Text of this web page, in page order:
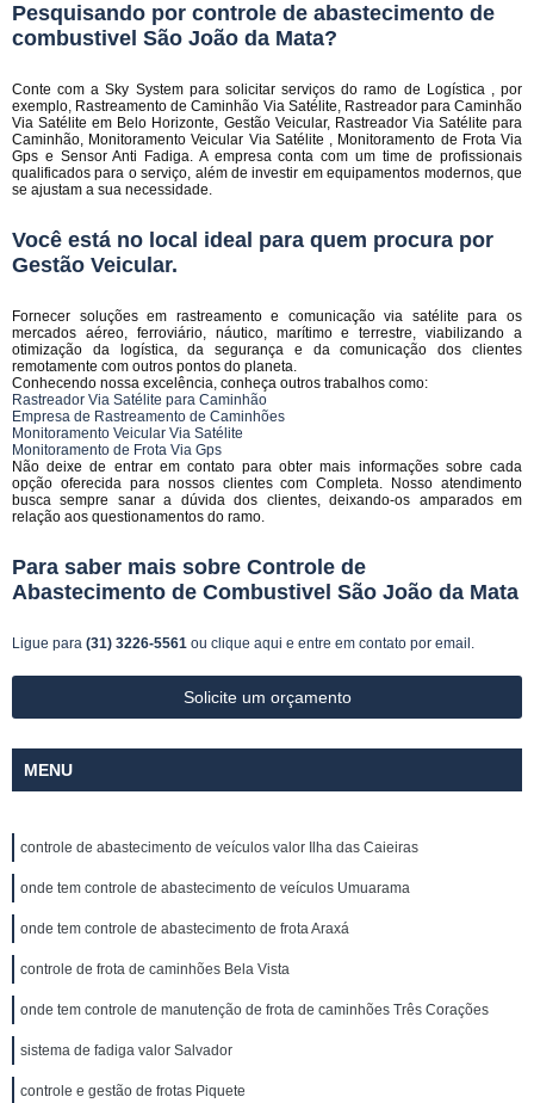
Pesquisando por controle de abastecimento de
combustivel São João da Mata?
Conte com a Sky System para solicitar serviços do ramo de Logística , por
exemplo, Rastreamento de Caminhão Via Satélite, Rastreador para Caminhão
Via Satélite em Belo Horizonte, Gestão Veicular, Rastreador Via Satélite para
Caminhão, Monitoramento Veicular Via Satélite , Monitoramento de Frota Via
Gps e Sensor Anti Fadiga. A empresa conta com um time de profissionais
qualificados para o serviço, além de investir em equipamentos modernos, que
se ajustam a sua necessidade.
Você está no local ideal para quem procura por
Gestão Veicular.
Fornecer soluções em rastreamento e comunicação via satélite para os
mercados aéreo, ferroviário, náutico, marítimo e terrestre, viabilizando a
otimização da logística, da segurança e da comunicação dos clientes
remotamente com outros pontos do planeta.
Conhecendo nossa excelência, conheça outros trabalhos como:
Rastreador Via Satélite para Caminhão
Empresa de Rastreamento de Caminhões
Monitoramento Veicular Via Satélite
Monitoramento de Frota Via Gps
Não deixe de entrar em contato para obter mais informações sobre cada
opção oferecida para nossos clientes com Completa. Nosso atendimento
busca sempre sanar a dúvida dos clientes, deixando-os amparados em
relação aos questionamentos do ramo.
Para saber mais sobre Controle de
Abastecimento de Combustivel São João da Mata
Ligue para (31) 3226-5561 ou clique aqui e entre em contato por email.
Solicite um orçamento
MENU
controle de abastecimento de veículos valor Ilha das Caieiras
onde tem controle de abastecimento de veículos Umuarama
onde tem controle de abastecimento de frota Araxá
controle de frota de caminhões Bela Vista
onde tem controle de manutenção de frota de caminhões Três Corações
sistema de fadiga valor Salvador
controle e gestão de frotas Piquete